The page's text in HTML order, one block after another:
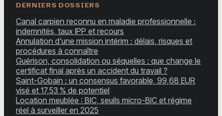
DERNIERS DOSSIERS
Canal carpien reconnu en maladie professionnelle :
indemnités, taux IPP et recours
Annulation d'une mission intérim : délais, risques et
procédures à connaître
Guérison, consolidation ou séquelles : que change le
certificat final après un accident du travail ?
Saint-Gobain : un consensus favorable, 99,68 EUR
visé et 17,53 % de potentiel
Location meublée : BIC, seuils micro-BIC et régime
réel à surveiller en 2025